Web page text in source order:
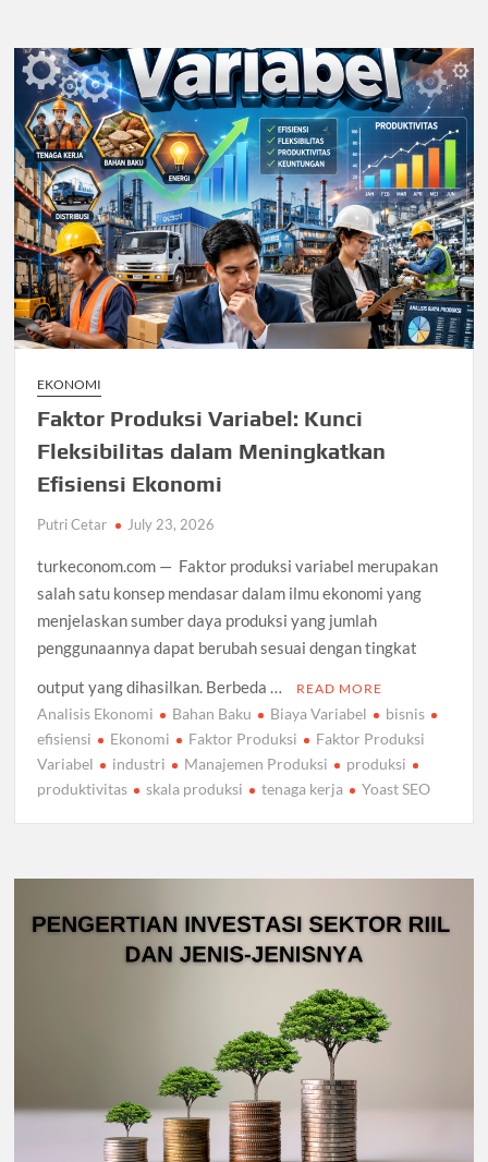
EKONOMI
Faktor Produksi Variabel: Kunci
Fleksibilitas dalam Meningkatkan
Efisiensi Ekonomi
Putri Cetar July 23, 2026
turkeconom.com — Faktor produksi variabel merupakan
salah satu konsep mendasar dalam ilmu ekonomi yang
menjelaskan sumber daya produksi yang jumlah
penggunaannya dapat berubah sesuai dengan tingkat
output yang dihasilkan. Berbeda …
READ MORE
Analisis Ekonomi Bahan Baku Biaya Variabel
bisnis
efisiensi
Ekonomi Faktor Produksi
Faktor Produksi
Variabel
industri Manajemen Produksi
produksi
produktivitas
skala produksi tenaga kerja Yoast SEO